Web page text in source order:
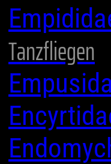
Tanzfliegen